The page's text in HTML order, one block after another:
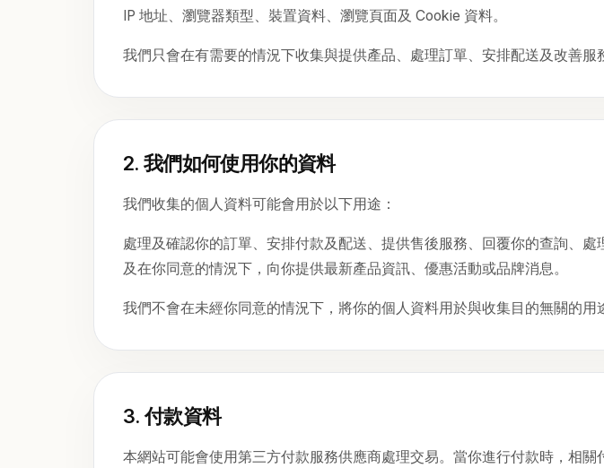
IP 地址、瀏覽器類型、裝置資料、瀏覽頁面及 Cookie 資料。
我們只會在有需要的情況下收集與提供產品、處理訂單、安排配送及改善服
2. 我們如何使用你的資料
我們收集的個人資料可能會用於以下用途：
處理及確認你的訂單、安排付款及配送、提供售後服務、回覆你的查詢、
及在你同意的情況下，向你提供最新產品資訊、優惠活動或品牌消息。
我們不會在未經你同意的情況下，將你的個人資料用於與收集目的無關的用
3. 付款資料
本網站可能會使用第三方付款服務供應商處理交易。當你進行付款時，相